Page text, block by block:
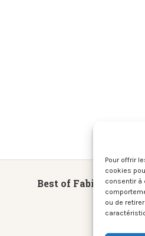
Pour offrir
cookies
consentir à
ou de
Best of Fabien